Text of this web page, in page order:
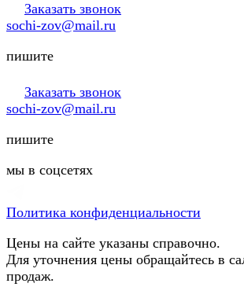
Заказать звонок
sochi-zov@mail.ru
пишите
Заказать звонок
sochi-zov@mail.ru
пишите
мы в соцсетях
Политика конфиденциальности
Цены на сайте указаны справочно.
Для уточнения цены обращайтесь в
продаж.